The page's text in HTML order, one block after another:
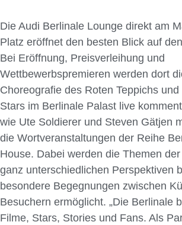
Die Audi Berlinale Lounge direkt am
Platz eröffnet den besten Blick auf
Bei Eröffnung, Preisverleihung und
Wettbewerbspremieren werden dort
Choreografie des Roten Teppichs
Stars im Berlinale Palast live
wie Ute Soldierer und Steven Gätjen
die Wortveranstaltungen der Reihe
House. Dabei werden die Themen
ganz unterschiedlichen Perspektiven
besondere Begegnungen zwischen
Besuchern ermöglicht. „Die Berlinale
Filme, Stars, Stories und Fans. Als